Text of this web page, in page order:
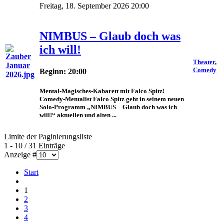
Freitag, 18. September 2026 20:00
NIMBUS – Glaub doch was
ich will!
Beginn: 20:00
Mental-Magisches-Kabarett mit Falco Spitz!
Comedy-Mentalist Falco Spitz geht in seinem neuen
Solo-Programm „NIMBUS – Glaub doch was ich
will!“ aktuellen und alten ...
Theater,
Comedy
Limite der Paginierungsliste
1 - 10 / 31 Einträge
Anzeige #
Start
1
2
3
4